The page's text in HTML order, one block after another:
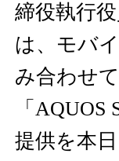
締役執行
は、モバ
み合わせ
「
提供を本